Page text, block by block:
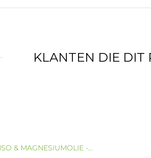
KLANTEN DIE DIT